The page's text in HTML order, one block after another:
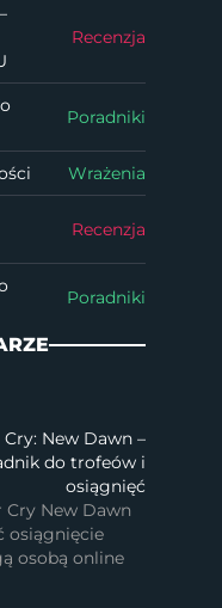
Recenzja
Poradniki
Wrażenia
Recenzja
Poradniki
Cry: New Dawn –
do trofeów i
osiągnięć
Cry New Dawn
osiągnięcie
osobą online